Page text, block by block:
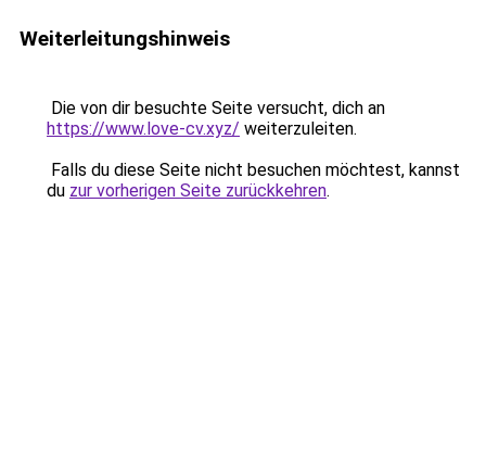
Weiterleitungshinweis
Die von dir besuchte Seite versucht, dich an
https://www.love-cv.xyz/ weiterzuleiten.
Falls du diese Seite nicht besuchen möchtest, kannst
du zur vorherigen Seite zurückkehren.